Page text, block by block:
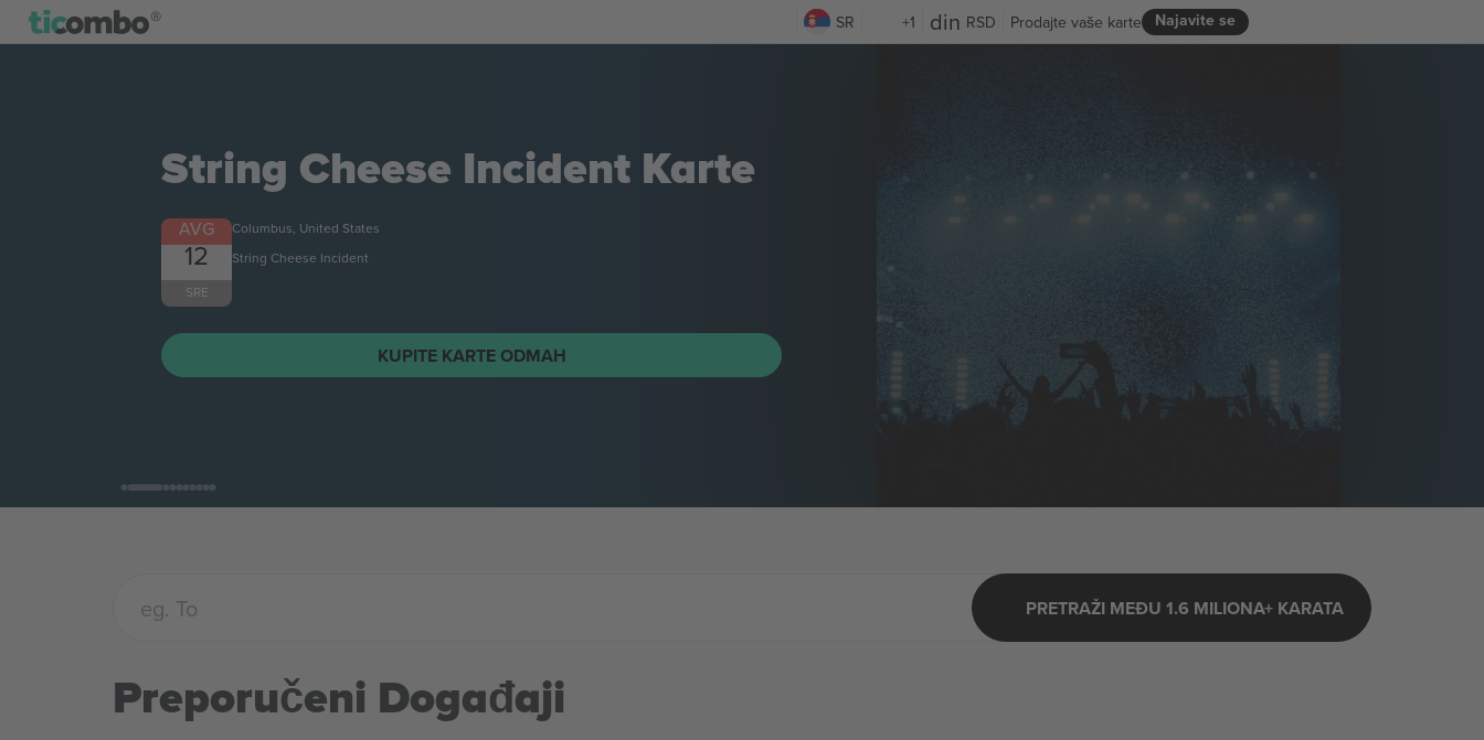
SR +1 RSD Najavite se
Prodajte vaše karte
String Cheese Incident Karte
AVG
12
SRE
Columbus, United States
String Cheese Incident
KUPITE KARTE ODMAH
PRETRAŽI MEĐU 1.6 MILIONA+ KARATA
Preporučeni Događaji